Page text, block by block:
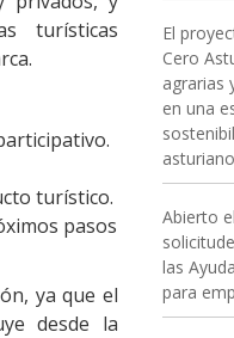
turísticas
turístico.
pasos
ya que el
desde la
El
Cero
agrarias
en una
asturiano
Abierto
las
para